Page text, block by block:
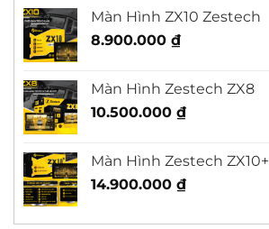
Màn Hình ZX10 Zestech
8.900.000 ₫
Màn Hình Zestech ZX8
10.500.000 ₫
Màn Hình Zestech ZX10+
14.900.000 ₫